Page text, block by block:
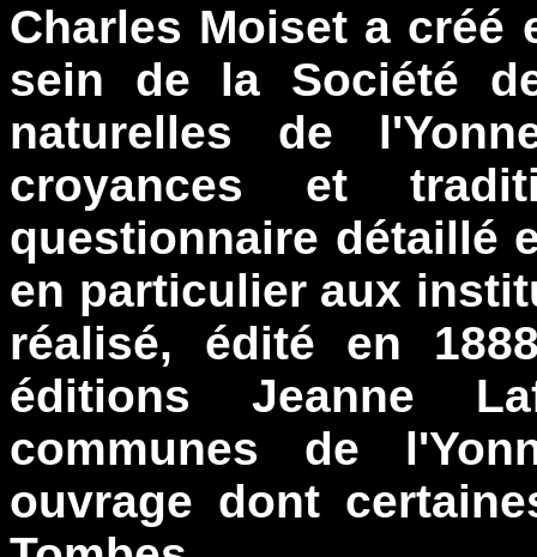
Charles Moiset a créé
sein de la Société
naturelles de
croyances et
questionnaire détaillé
en particulier aux
réalisé, édité en
éditions Jeanne
communes de
ouvrage dont